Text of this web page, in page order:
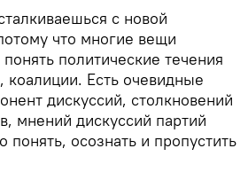
с новой
что многие вещи
политические течения
коалиции. Есть очевидные
дискуссий, столкновений
мнений дискуссий партий
понять, осознать и пропустить